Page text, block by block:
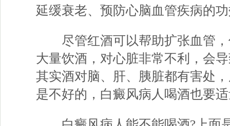
延缓衰老、预防心脑血管疾病的
尽管红酒可以帮助扩张血管，
大量饮酒，对心脏非常不利，会
其实酒对脑、肝、胰脏都有害处
是不好的，白癜风病人喝酒也要